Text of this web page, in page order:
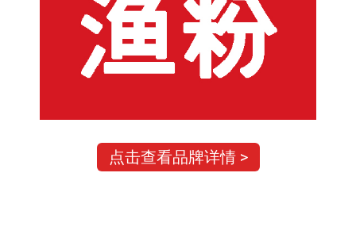
点击查看品牌详情 >